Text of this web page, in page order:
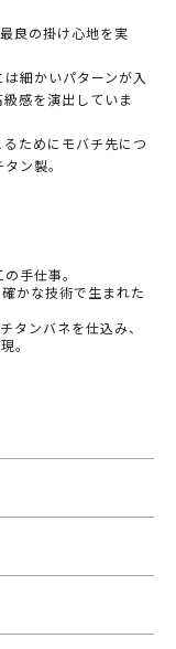
良の掛け心地を実
細かいパターンが入
感を演出していま
ためにモバチ先につ
ン製。
手仕事。
かな技術で生まれた
タンバネを仕込み、
。